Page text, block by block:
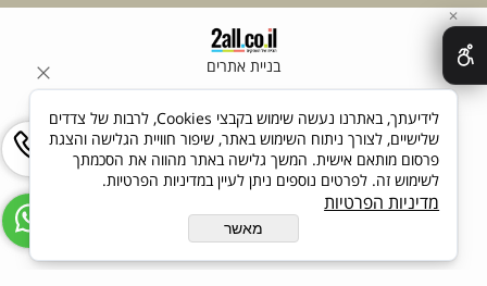
בניית אתרים
✕
לידיעתך, באתרנו נעשה שימוש בקבצי Cookies, לרבות של צדדים
שלישיים, לצורך ניתוח השימוש באתר, שיפור חוויית הגלישה והצגת
פרסום מותאם אישית. המשך גלישה באתר מהווה את הסכמתך
לשימוש זה. לפרטים נוספים ניתן לעיין במדיניות הפרטיות.
מדיניות הפרטיות
מאשר